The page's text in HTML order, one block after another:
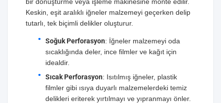
Keskin, eşit aralıklı iğneler malzemeyi geçerken delip
tutarlı, tek biçimli delikler oluşturur.
Soğuk Perforasyon: İğneler malzemeyi oda
sıcaklığında deler, ince filmler ve kağıt için
idealdir.
Sıcak Perforasyon: Isıtılmış iğneler, plastik
filmler gibi ısıya duyarlı malzemelerdeki temiz
delikleri eriterek yırtılmayı ve yıpranmayı önler.